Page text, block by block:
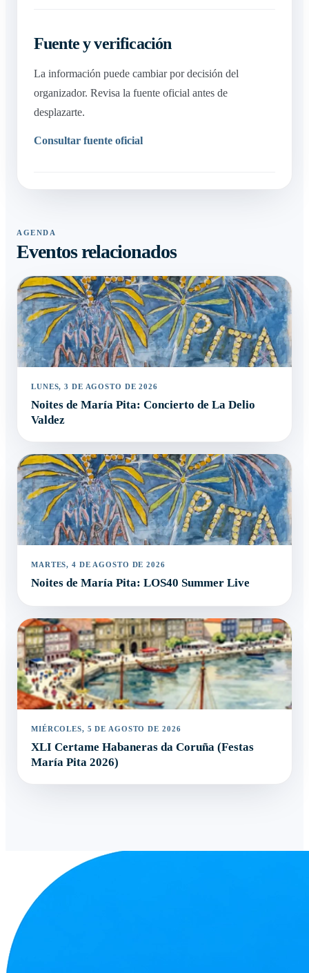
Fuente y verificación
La información puede cambiar por decisión del
organizador. Revisa la fuente oficial antes de
desplazarte.
Consultar fuente oficial
AGENDA
Eventos relacionados
LUNES, 3 DE AGOSTO DE 2026
Noites de María Pita: Concierto de La Delio
Valdez
MARTES, 4 DE AGOSTO DE 2026
Noites de María Pita: LOS40 Summer Live
MIÉRCOLES, 5 DE AGOSTO DE 2026
XLI Certame Habaneras da Coruña (Festas
María Pita 2026)